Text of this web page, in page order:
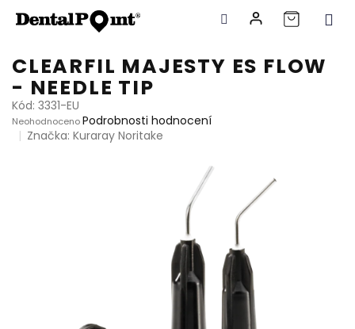
na
obsah
CLEARFIL MAJESTY ES FLOW
- NEEDLE TIP
Kód: 3331-EU
Průměrné
hodnocení
NeohodnocenoPodrobnosti hodnocení
Značka:Kuraray Noritake